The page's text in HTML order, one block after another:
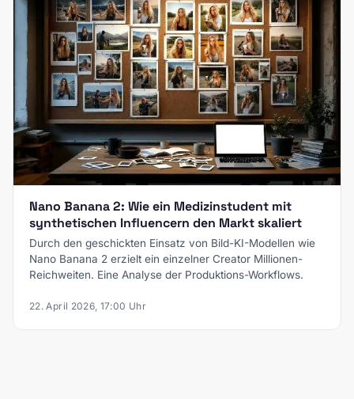
Nano Banana 2: Wie ein Medizinstudent mit
synthetischen Influencern den Markt skaliert
Durch den geschickten Einsatz von Bild-KI-Modellen wie
Nano Banana 2 erzielt ein einzelner Creator Millionen-
Reichweiten. Eine Analyse der Produktions-Workflows.
22. April 2026, 17:00 Uhr